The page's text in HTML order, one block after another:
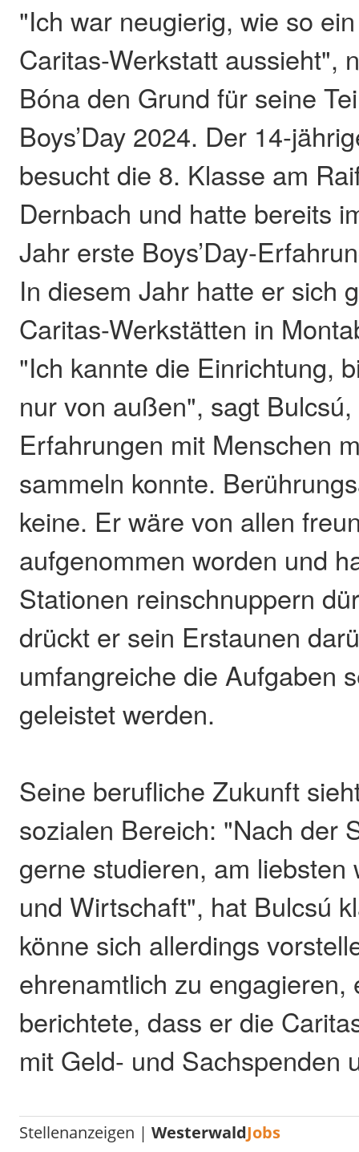
"Ich war neugierig, wie so
Caritas-Werkstatt aussieht",
Bóna den Grund für seine
Boys’Day 2024. Der 14-
besucht die 8. Klasse am
Dernbach und hatte bereits
Jahr erste Boys’Day-
In diesem Jahr hatte er sich
Caritas-Werkstätten in
"Ich kannte die Einrichtung,
nur von außen", sagt
Erfahrungen mit Menschen
sammeln konnte.
keine. Er wäre von allen
aufgenommen worden und
Stationen reinschnuppern
drückt er sein Erstaunen
umfangreiche die Aufgaben
geleistet werden.
Seine berufliche Zukunft
sozialen Bereich: "Nach der
gerne studieren, am liebsten
und Wirtschaft", hat Bulcsú
könne sich allerdings
ehrenamtlich zu engagieren,
berichtete, dass er die
mit Geld- und Sachspenden
Stellenanzeigen |WesterwaldJobs